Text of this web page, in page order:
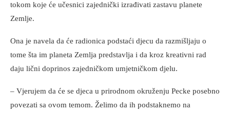
tokom koje će učesnici zajednički izrađivati zastavu planete
Zemlje.
Ona je navela da će radionica podstaći djecu da razmišljaju o
tome šta im planeta Zemlja predstavlja i da kroz kreativni rad
daju lični doprinos zajedničkom umjetničkom djelu.
– Vjerujem da će se djeca u prirodnom okruženju Pecke posebno
povezati sa ovom temom. Želimo da ih podstaknemo na